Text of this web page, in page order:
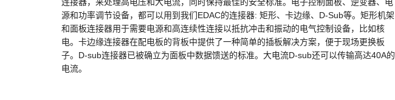
源和功率调节设备，都可以用到我们EDAC的连接器: 矩形、卡边缘、D-Sub等。矩形机架
和面板连接器用于需要电源和高连续性连接以抵抗冲击和振动的电气控制设备，比如核
电。卡边缘连接器在配电板的背板中提供了一种简单的插板解决方案，便于现场更换板
子。D-sub连接器已被确立为面板中数据馈送的标准。大电流D-sub还可以传输高达40A的
电流。